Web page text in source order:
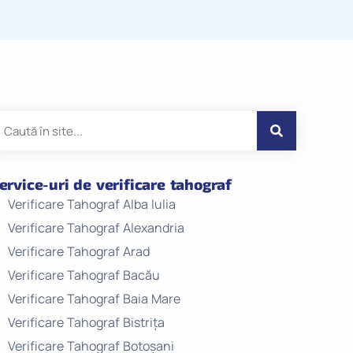
uri de verificare tahograf
Verificare Tahograf Alba Iulia
Verificare Tahograf Alexandria
Verificare Tahograf Arad
Verificare Tahograf Bacău
Verificare Tahograf Baia Mare
Verificare Tahograf Bistrița
Verificare Tahograf Botoșani